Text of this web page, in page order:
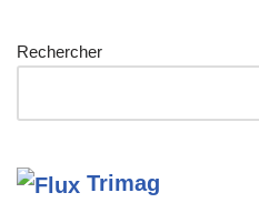
Rechercher
Trimag